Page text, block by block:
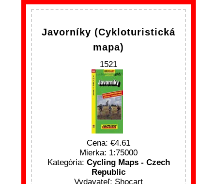
Javorníky (Cykloturistická
mapa)
1521
Cena:
4.61
Mierka: 1:75000
Kategória: Cycling Maps - Czech
Republic
Vydavateľ: Shocart